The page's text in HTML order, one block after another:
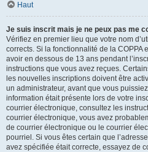
Haut
Je suis inscrit mais je ne peux pas me
Vérifiez en premier lieu que votre nom
corrects. Si la fonctionnalité de la COPPA
avoir en dessous de 13 ans pendant
instructions que vous avez reçues.
les nouvelles inscriptions doivent être
un administrateur, avant que vous
information était présente lors de votre
courrier électronique, consultez les
courrier électronique, vous avez
de courrier électronique ou le courrier
pourriel. Si vous êtes certain que
avez spécifiée était correcte, essayez de